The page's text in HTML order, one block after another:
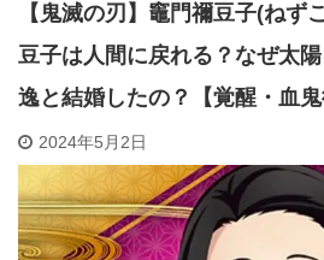
【鬼滅の刃】竈門禰豆子(ねず
豆子は人間に戻れる？なぜ太
逸と結婚したの？【覚醒・血鬼
2024年5月2日